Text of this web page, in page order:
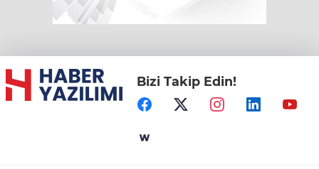
Bizi Takip Edin!